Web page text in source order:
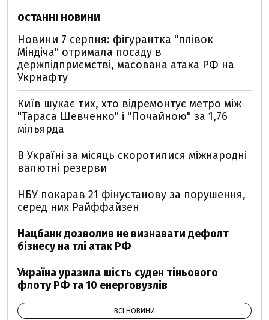
ОСТАННІ НОВИНИ
Новини 7 серпня: фігурантка "плівок
Міндіча" отримала посаду в
держпідприємстві, масована атака РФ на
Укрнафту
Київ шукає тих, хто відремонтує метро між
"Тараса Шевченко" і "Почайною" за 1,76
мільярда
В Україні за місяць скоротилися міжнародні
валютні резерви
НБУ покарав 21 фінустанову за порушення,
серед них Райффайзен
Нацбанк дозволив не визнавати дефолт
бізнесу на тлі атак РФ
Україна уразила шість суден тіньового
флоту РФ та 10 енерговузлів
ВСІ НОВИНИ